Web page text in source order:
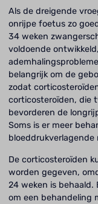
Als de dreigende
onrijpe foetus zo
34 weken
voldoende
belangrijk om de
zodat
corticosteroïden, die
bevorderen de
Soms is er meer
bloeddrukverlagende
De corticosteroïden
worden gegeven,
24 weken is
om een behandeling